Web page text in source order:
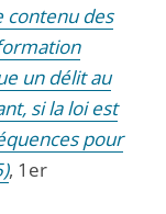
contenu des
un délit au
si la loi est
pour
, 1er